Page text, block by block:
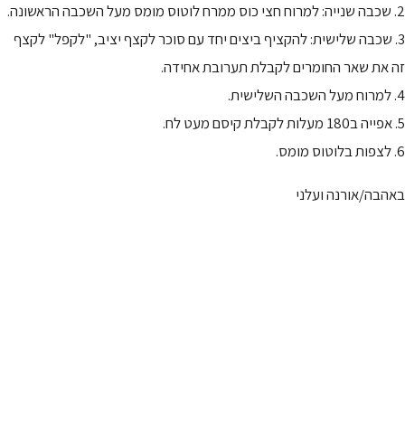
2. שכבה שנייה: למרוח חצי כוס ממרח לוטוס מומס מעל השכבה הראשונה.
3. שכבה שלישית: להקציף ביצים יחד עם סוכר לקצף יציב, "לקפל" לקצף
זה את שאר החומרים לקבלת תערובת אחידה.
4. למרוח מעל השכבה השלישית.
5. אפייה ב180 מעלות לקבלת קיסם מעט לח.
6. לצפות בלוטוס מומס.
באהבה/אורנה ועלני